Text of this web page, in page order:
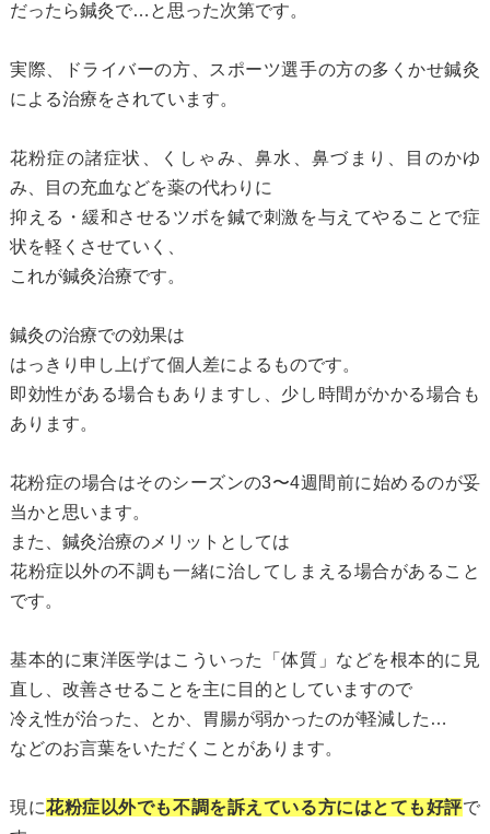
だったら鍼灸で…と思った次第です。
実際、ドライバーの方、スポーツ選手の方の多くかせ鍼灸
による治療をされています。
花粉症の諸症状、くしゃみ、鼻水、鼻づまり、目のかゆ
み、目の充血などを薬の代わりに
抑える・緩和させるツボを鍼で刺激を与えてやることで症
状を軽くさせていく、
これが鍼灸治療です。
鍼灸の治療での効果は
はっきり申し上げて個人差によるものです。
即効性がある場合もありますし、少し時間がかかる場合も
あります。
花粉症の場合はそのシーズンの3〜4週間前に始めるのが妥
当かと思います。
また、鍼灸治療のメリットとしては
花粉症以外の不調も一緒に治してしまえる場合があること
です。
基本的に東洋医学はこういった「体質」などを根本的に見
直し、改善させることを主に目的としていますので
冷え性が治った、とか、胃腸が弱かったのが軽減した…
などのお言葉をいただくことがあります。
現に花粉症以外でも不調を訴えている方にはとても好評で